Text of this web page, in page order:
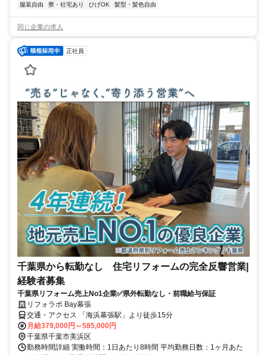
服装自由 寮・社宅あり ひげOK 髪型・髪色自由
同じ企業の求人
正社員
千葉県から転勤なし 住宅リフォームの完全反響営業|
経験者募集
千葉県リフォーム売上No1企業✅県外転勤なし・前職給与保証
リフォラボ Bay幕張
交通・アクセス 「海浜幕張駅」より徒歩15分
月給379,000円～585,000円
千葉県千葉市美浜区
勤務時間詳細 実働時間：1日あたり8時間 平均勤務日数：1ヶ月あた